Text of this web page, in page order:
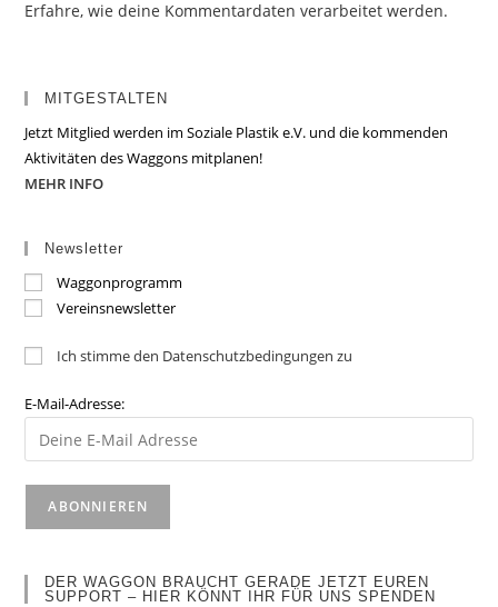
Erfahre, wie deine Kommentardaten verarbeitet werden.
MITGESTALTEN
Jetzt Mitglied werden im Soziale Plastik e.V. und die kommenden
Aktivitäten des Waggons mitplanen!
MEHR INFO
Newsletter
Waggonprogramm
Vereinsnewsletter
Ich stimme den Datenschutzbedingungen zu
E-Mail-Adresse:
DER WAGGON BRAUCHT GERADE JETZT EUREN
SUPPORT – HIER KÖNNT IHR FÜR UNS SPENDEN